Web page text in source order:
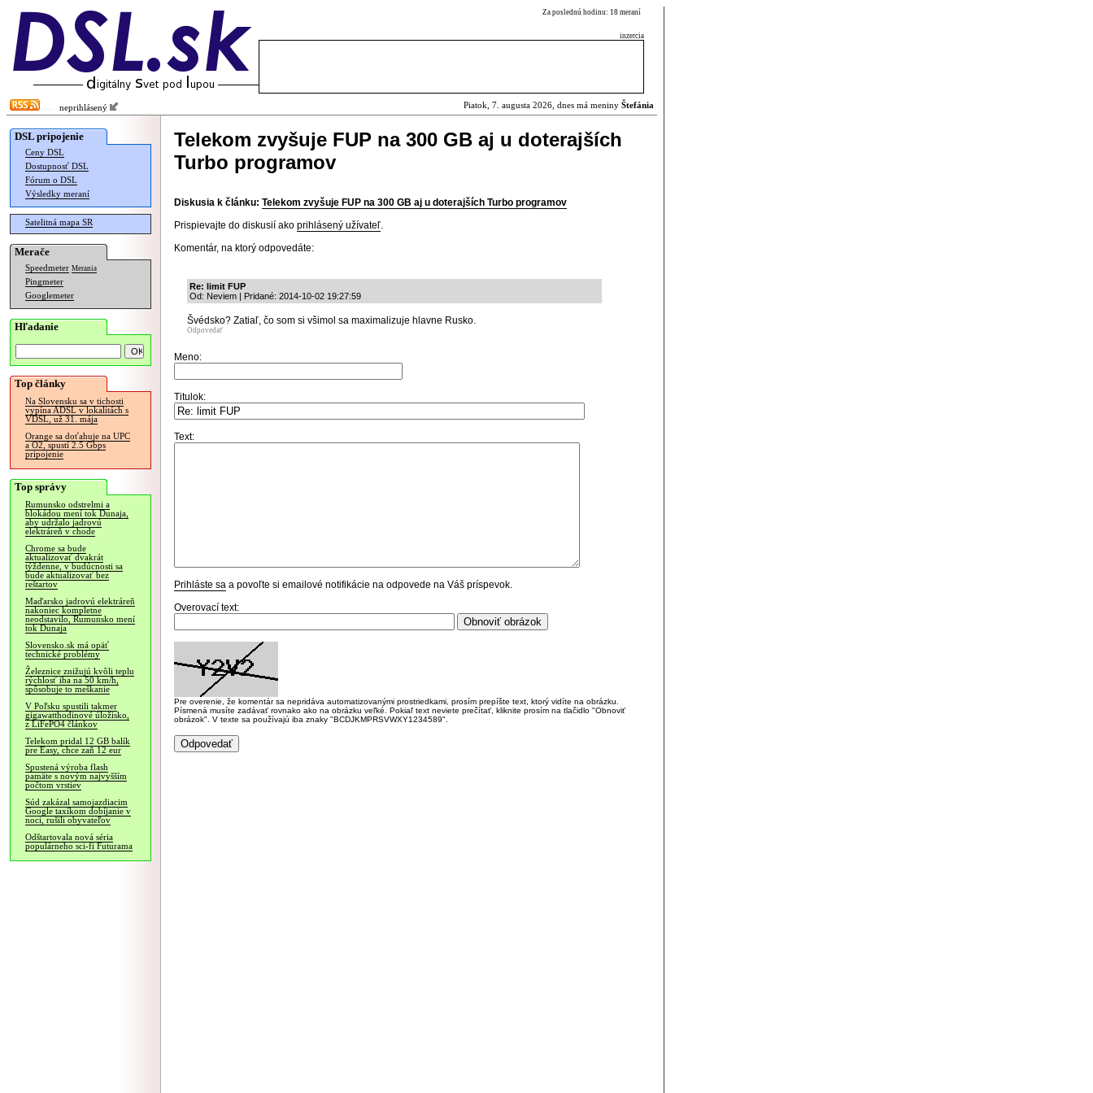
Za poslednú hodinu: 18 meraní
inzercia
neprihlásený Piatok, 7. augusta 2026, dnes má meniny Štefánia
DSL pripojenie
Ceny DSL
Dostupnosť DSL
Fórum o DSL
Výsledky meraní
Satelitná mapa SR
Merače
Speedmeter Merania
Pingmeter
Googlemeter
Hľadanie
Top články
Na Slovensku sa v tichosti
vypína ADSL v lokalitách s
VDSL, už 31. mája
Orange sa doťahuje na UPC
a O2, spustí 2.5 Gbps
pripojenie
Top správy
Rumunsko odstrelmi a
blokádou mení tok Dunaja,
aby udržalo jadrovú
elektráreň v chode
Chrome sa bude
aktualizovať dvakrát
týždenne, v budúcnosti sa
bude aktualizovať bez
reštartov
Maďarsko jadrovú elektráreň
nakoniec kompletne
neodstavilo, Rumunsko mení
tok Dunaja
Slovensko.sk má opäť
technické problémy
Železnice znižujú kvôli teplu
rýchlosť iba na 50 km/h,
spôsobuje to meškanie
V Poľsku spustili takmer
gigawatthodinové úložisko,
z LiFePO4 článkov
Telekom pridal 12 GB balík
pre Easy, chce zaň 12 eur
Spustená výroba flash
pamäte s novým najvyšším
počtom vrstiev
Súd zakázal samojazdiacim
Google taxíkom dobíjanie v
noci, rušili obyvateľov
Odštartovala nová séria
populárneho sci-fi Futurama
Telekom zvyšuje FUP na 300 GB aj u doterajších
Turbo programov
Diskusia k článku: Telekom zvyšuje FUP na 300 GB aj u doterajších Turbo programov
Prispievajte do diskusií ako prihlásený užívateľ.
Komentár, na ktorý odpovedáte:
Re: limit FUP
Od: Neviem | Pridané: 2014-10-02 19:27:59
Švédsko? Zatiaľ, čo som si všimol sa maximalizuje hlavne Rusko.
Odpovedať
Meno:
Titulok:
Text:
Prihláste sa a povoľte si emailové notifikácie na odpovede na Váš príspevok.
Overovací text:
Pre overenie, že komentár sa nepridáva automatizovanými prostriedkami, prosím prepíšte text, ktorý vidíte na obrázku.
Písmená musíte zadávať rovnako ako na obrázku veľké. Pokiaľ text neviete prečítať, kliknite prosím na tlačidlo "Obnoviť
obrázok". V texte sa používajú iba znaky "BCDJKMPRSVWXY1234589".